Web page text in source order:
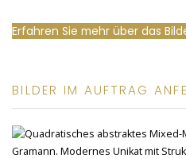
Erfahren Sie mehr über das
BILDER IM AUFTRAG